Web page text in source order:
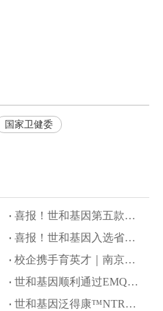
国家卫健委
喜报！世和基因第五款产品进入创新医疗器械通道
喜报！世和基因入选省级高质量数据集建设先行先试项目
校企携手育英才｜南京大学奖学金颁奖仪式暨世和基因企业开放日
世和基因顺利通过EMQN四项室间质评
世和基因泛得康™NTRK试剂盒再获批瑞普替尼伴随诊断